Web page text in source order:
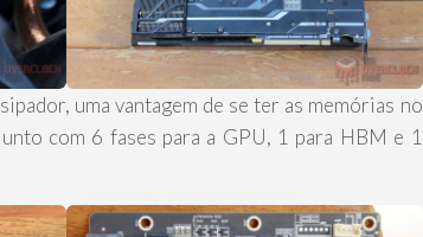
uma vantagem de se ter as memórias no
com 6 fases para a GPU, 1 para HBM e 1